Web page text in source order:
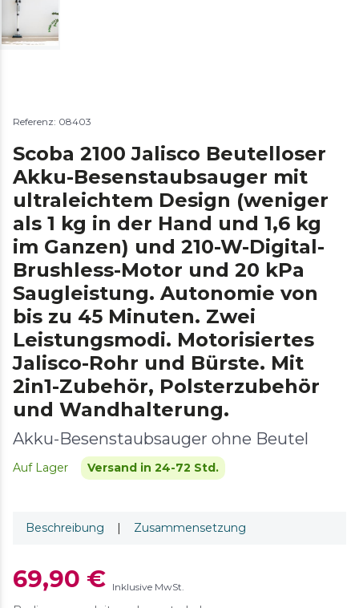
Referenz: 08403
Scoba 2100 Jalisco Beutelloser
Akku-Besenstaubsauger mit
ultraleichtem Design (weniger
als 1 kg in der Hand und 1,6 kg
im Ganzen) und 210-W-Digital-
Brushless-Motor und 20 kPa
Saugleistung. Autonomie von
bis zu 45 Minuten. Zwei
Leistungsmodi. Motorisiertes
Jalisco-Rohr und Bürste. Mit
2in1-Zubehör, Polsterzubehör
und Wandhalterung.
Akku-Besenstaubsauger ohne Beutel
Auf Lager Versand in 24-72 Std.
Beschreibung | Zusammensetzung
69,90 € Inklusive MwSt.